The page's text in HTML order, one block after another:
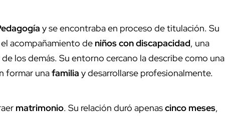
y se encontraba en proceso de titulación. Su
acompañamiento de niños con discapacidad, una
los demás. Su entorno cercano la describe como una
formar unafamilia y desarrollarse profesionalmente.
matrimonio. Su relación duró apenascinco meses,